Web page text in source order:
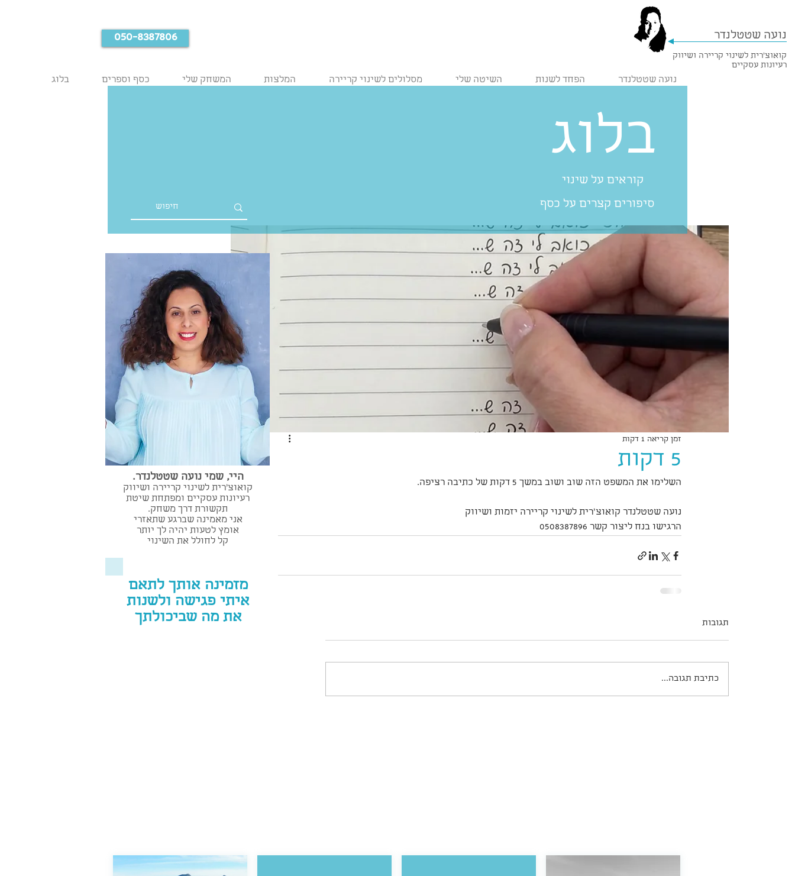
050-8387806 נועה שטטלנדר
קואוצ'רית לשינוי קריירה ושיווק
רעיונות עסקיים
נועה שטטלנדר הפחד לשנות השיטה שלי מסלולים לשינוי קריירה המלצות המשחק שלי כסף וספרים בלוג
5 דקות
זמן קריאה 1 דקות
השלימו את המשפט הזה שוב ושוב במשך 5 דקות של כתיבה רציפה.
נועה שטטלנדר קואוצ׳רית לשינוי קריירה יזמות ושיווק
הרגישו בנח ליצור קשר 0508387896
תגובות
כתיבת תגובה...
היי, שמי נועה שטטלנדר.
קואוצ'רית לשינוי קריירה ושיווק
רעיונות עסקיים ומפתחת שיטת
תקשורת דרך משחק.
אני מאמינה שברגע שתאזרי
אומץ לטעות יהיה לך יותר
קל לחולל את השינוי
מזמינה אותך לתאם
איתי פגישה ולשנות
את מה שביכולתך
בלוג
קוראים על שינוי
סיפורים קצרים על כסף